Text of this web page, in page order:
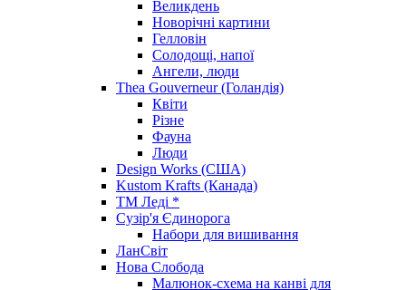
Великдень
Новорічні картини
Гелловін
Солодощі, напої
Ангели, люди
Thea Gouverneur (Голандія)
Квіти
Різне
Фауна
Люди
Design Works (США)
Kustom Krafts (Канада)
ТМ Леді *
Сузір'я Єдинорога
Набори для вишивання
ЛанСвіт
Нова Слобода
Малюнок-схема на канві для